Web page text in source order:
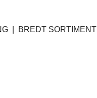
| BREDT SORTIMENT